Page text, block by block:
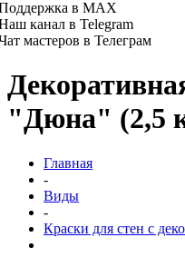
в MAX
канал в Telegram
мастеров в Телеграм
"Дюна" (2,5
Главная
-
Виды
-
Краски для стен с